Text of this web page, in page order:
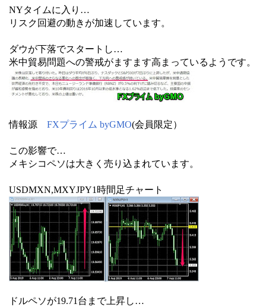
NYタイムに入り…
リスク回避の動きが加速しています。
ダウが下落でスタートし…
米中貿易問題への警戒がますます高まっているようです。
情報源 FXプライム byGMO(会員限定）
この影響で…
メキシコペソは大きく売り込まれています。
USDMXN,MXYJPY1時間足チャート
ドルペソが19.71台まで上昇し…